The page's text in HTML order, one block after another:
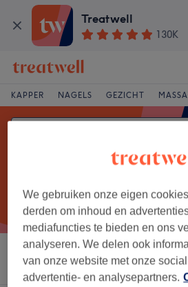
Treatwell
130K
KAPPER NAGELS GEZICHT
Sorteer op Elke prijs
We gebruiken onze eigen
derden om inhoud en
mediafuncties te bieden en ons
analyseren. We delen ook
van onze website met onze
advertentie- en analysepartners.